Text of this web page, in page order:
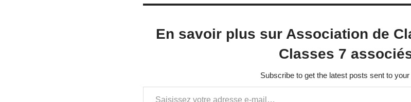
En savoir plus sur Association de
Classes 7
Subscribe to get the latest posts sent to your